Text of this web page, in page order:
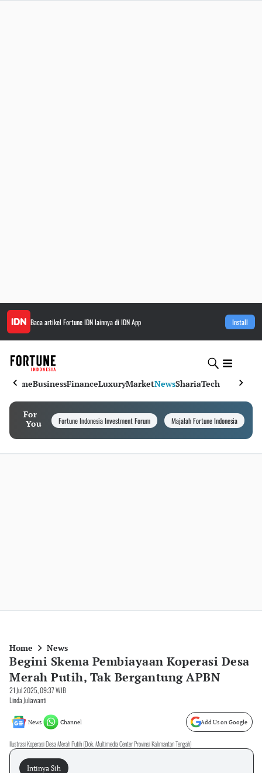
Baca artikel Fortune IDNlainnya di IDN App Install
HomeBusinessFinanceLuxuryMarketNewsShariaTech
For
You
Fortune Indonesia Investment Forum Majalah Fortune Indonesia
Home News
Begini Skema Pembiayaan Koperasi Desa
Merah Putih, Tak Bergantung APBN
21 Jul 2025, 09:37 WIB
Linda Juliawanti
News Channel Add Us on Google
Ilustrasi Koperasi Desa Merah Putih (Dok. Multimedia Center Provinsi Kalimantan Tengah)
Intinya Sih